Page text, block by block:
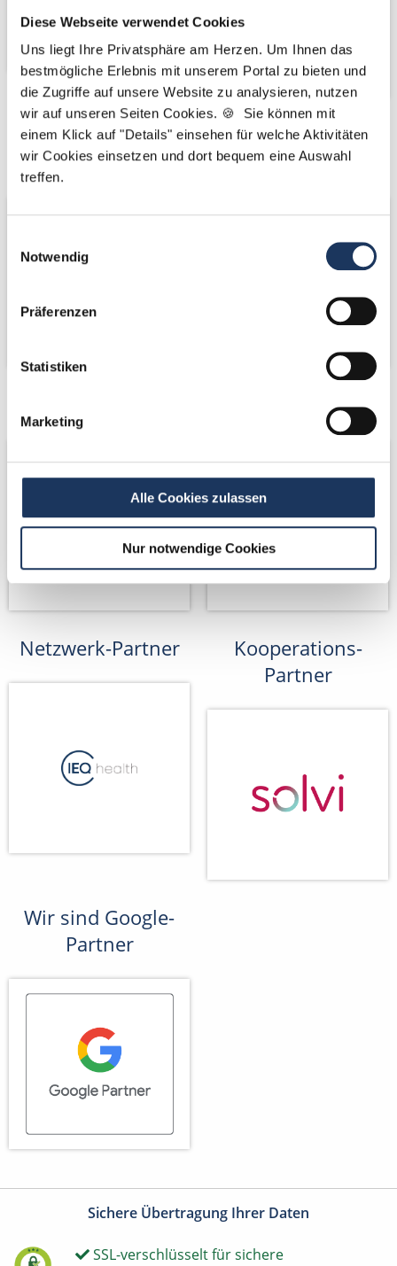
Diese Webseite verwendet Cookies
Uns liegt Ihre Privatsphäre am Herzen. Um Ihnen das
bestmögliche Erlebnis mit unserem Portal zu bieten und
die Zugriffe auf unsere Website zu analysieren, nutzen
wir auf unseren Seiten Cookies. 🍪 Sie können mit
einem Klick auf "Details" einsehen für welche Aktivitäten
wir Cookies einsetzen und dort bequem eine Auswahl
treffen.
Notwendig
Präferenzen
Statistiken
Marketing
Alle Cookies zulassen
Nur notwendige Cookies
Kooperations-
Partner
Kooperations-
Partner
Netzwerk-Partner
Netzwerk-Partner
Kooperations-
Partner
Wir sind Google-
Partner
Sichere Übertragung Ihrer Daten
SSL-verschlüsselt für sichere